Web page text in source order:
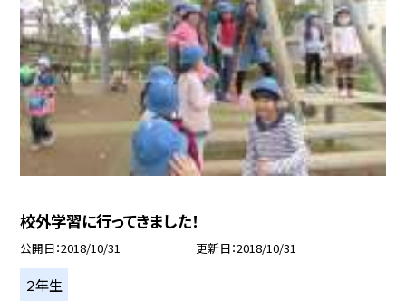
校外学習に行ってきました！
公開日 2018/10/31 更新日 2018/10/31
２年生